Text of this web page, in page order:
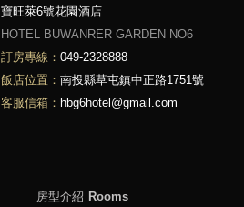
寶旺萊6號花園酒店
HOTEL BUWANRER GARDEN NO6
訂房專線：049-2328888
飯店位置：南投縣草屯鎮中正路1751號
客服信箱： hbg6hotel@gmail.com
房型介紹 Rooms